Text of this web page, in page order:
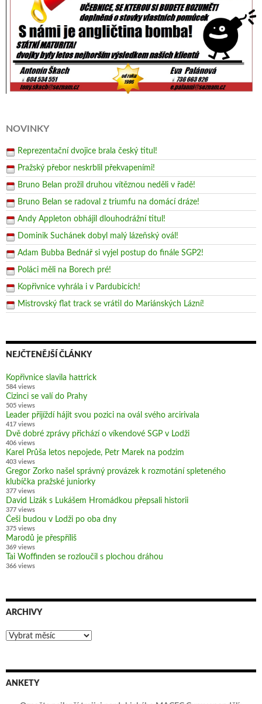
NOVINKY
Reprezentační dvojice brala český titul!
Pražský přebor neskrblil překvapeními!
Bruno Belan prožil druhou vítěznou neděli v řadě!
Bruno Belan se radoval z triumfu na domácí dráze!
Andy Appleton obhájil dlouhodrážní titul!
Dominik Suchánek dobyl malý lázeňský ovál!
Adam Bubba Bednář si vyjel postup do finále SGP2!
Poláci měli na Borech pré!
Kopřivnice vyhrála i v Pardubicích!
Mistrovský flat track se vrátil do Mariánských Lázní!
NEJČTENĚJŠÍ ČLÁNKY
Kopřivnice slavila hattrick
584 views
Cizinci se valí do Prahy
505 views
Leader přijíždí hájit svou pozici na ovál svého arcirivala
417 views
Dvě dobré zprávy přichází o víkendové SGP v Lodži
406 views
Karel Průša letos nepojede, Petr Marek na podzim
403 views
Gregor Zorko našel správný provázek k rozmotání spleteného
klubíčka pražské juniorky
377 views
David Lizák s Lukášem Hromádkou přepsali historii
377 views
Češi budou v Lodži po oba dny
375 views
Marodů je přespříliš
369 views
Tai Woffinden se rozloučil s plochou dráhou
366 views
ARCHIVY
Archivy
ANKETY